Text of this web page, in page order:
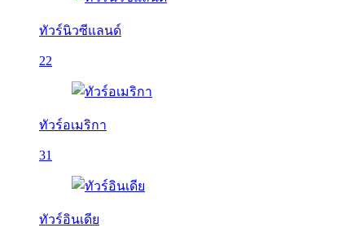
ทัวร์นิวซีแลนด์
22
ทัวร์อเมริกา
31
ทัวร์อินเดีย